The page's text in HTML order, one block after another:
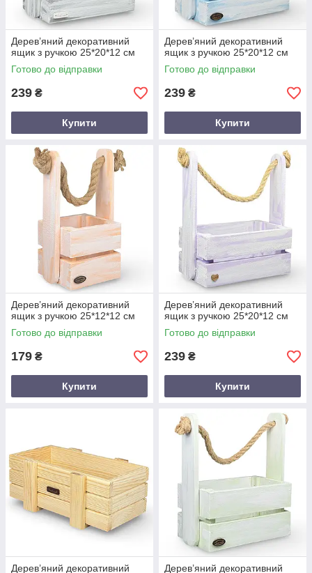
Дерев’яний декоративний
ящик з ручкою 25*20*12 см
Готово до відправки
239 ₴
Купити
Дерев’яний декоративний
ящик з ручкою 25*20*12 см
Готово до відправки
239 ₴
Купити
Дерев’яний декоративний
ящик з ручкою 25*12*12 см
Готово до відправки
179 ₴
Купити
Дерев’яний декоративний
ящик з ручкою 25*20*12 см
Готово до відправки
239 ₴
Купити
Дерев’яний декоративний
Дерев’яний декоративний